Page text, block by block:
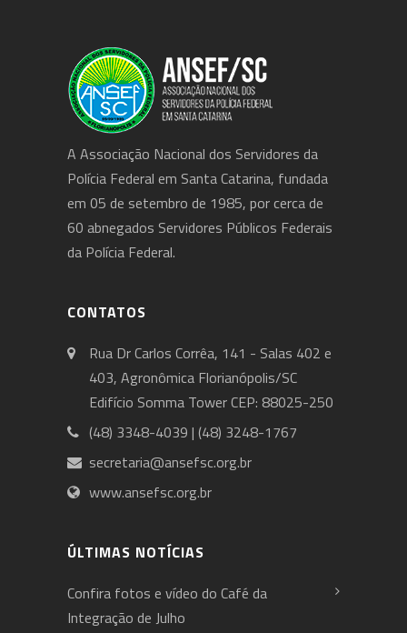
A Associação Nacional dos Servidores da
Polícia Federal em Santa Catarina, fundada
em 05 de setembro de 1985, por cerca de
60 abnegados Servidores Públicos Federais
da Polícia Federal.
CONTATOS
Rua Dr Carlos Corrêa, 141 - Salas 402 e
403, Agronômica Florianópolis/SC
Edifício Somma Tower CEP: 88025-250
(48) 3348-4039 | (48) 3248-1767
secretaria@ansefsc.org.br
www.ansefsc.org.br
ÚLTIMAS NOTÍCIAS
Confira fotos e vídeo do Café da
Integração de Julho